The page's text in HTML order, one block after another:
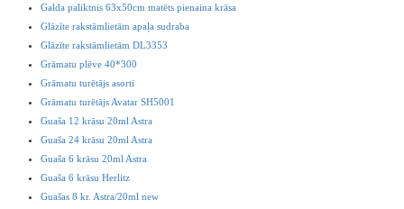
Galda paliktnis 63x50cm matēts pienaina krāsa
Glāzīte rakstāmlietām apaļa sudraba
Glāzīte rakstāmlietām DL3353
Grāmatu plēve 40*300
Grāmatu turētājs asorti
Grāmatu turētājs Avatar SH5001
Guaša 12 krāsu 20ml Astra
Guaša 24 krāsu 20ml Astra
Guaša 6 krāsu 20ml Astra
Guaša 6 krāsu Herlitz
Guašas 8 kr. Astra/20ml new